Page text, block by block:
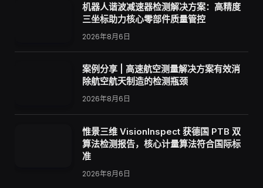
机器人谐波减速器检测解决方案：高精度
三坐标助力核心零部件质量管控
2026年8月6日
案例分享 | 高速航空测量解决方案有效消
除航空航天制造的检测瓶颈
2026年8月6日
惟景三维 VisionInspect 获德国 PTB 双
算法检测报告，核心计量算法符合国际标
准
2026年8月6日